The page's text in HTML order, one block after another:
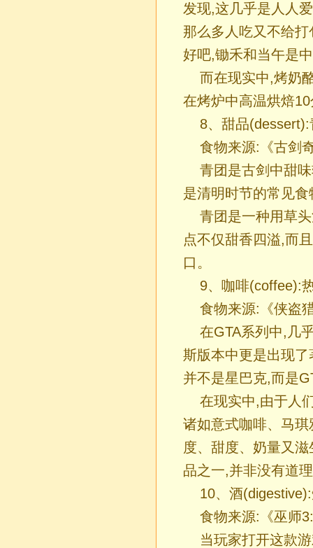
发现,这几乎是人人
那么多人吃又不给
好吧,锄禾和当午是
而在现实中,烤奶
在烤炉中高温烘焙
8、甜品(dessert):
食物来源:《古剑
青团是古剑中甜
是清明时节的常见食
青团是一种用草
点不仅甜香四溢,而
口。
9、咖啡(coffee):
食物来源:《侠盗
在GTA系列中,几
斯版本中更是出现
并不是星巴克,而是
在现实中,由于人
诸如意式咖啡、马
度、甜度、奶量又
品之一,并非没有道
10、酒
食物来源:《巫师
当玩家打开这款